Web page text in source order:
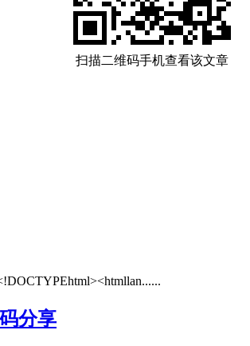
扫描二维码手机查看该文章
分享